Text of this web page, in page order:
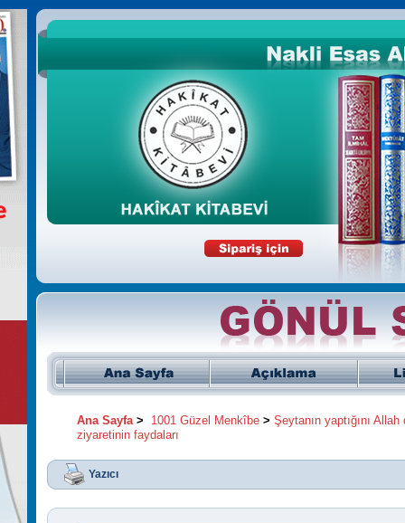
Ana Sayfa> 1001 Güzel Menkîbe > Şeytanın yaptığını
ziyaretinin faydaları
Yazıcı